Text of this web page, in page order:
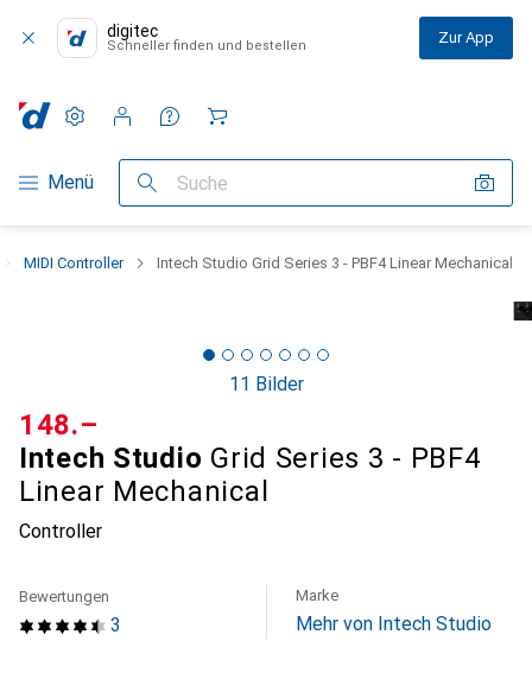
digitec
Schneller finden und bestellen Zur App
Navigation nach Kategorien
Menü Suche
Einstellungen
Kundenkonto
Vergleichslisten
Merklisten
Warenkorb
MIDI Controller Intech Studio Grid Series 3 - PBF4 Linear Mechanical
11 Bilder
Intech Studio Grid Series 3 - PBF4
Linear Mechanical
Controller
CHF
148.–
3
Bewertungen Marke
Mehr von Intech Studio